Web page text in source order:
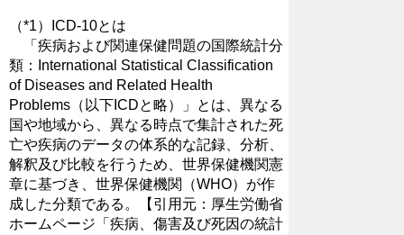
（*1）ICD-10とは
「疾病および関連保健問題の国際統計分
類：International Statistical Classification
of Diseases and Related Health
Problems（以下ICDと略）」とは、異なる
国や地域から、異なる時点で集計された死
亡や疾病のデータの体系的な記録、分析、
解釈及び比較を行うため、世界保健機関憲
章に基づき、世界保健機関（WHO）が作
成した分類である。【引用元：厚生労働省
ホームページ「疾病、傷害及び死因の統計